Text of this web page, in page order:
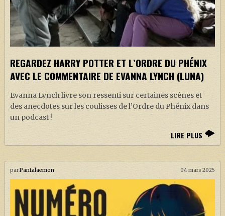
REGARDEZ HARRY POTTER ET L’ORDRE DU PHÉNIX
AVEC LE COMMENTAIRE DE EVANNA LYNCH (LUNA)
Evanna Lynch livre son ressenti sur certaines scènes et
des anecdotes sur les coulisses de l’Ordre du Phénix dans
un podcast !
LIRE PLUS
parPantalaemon 04 mars 2025